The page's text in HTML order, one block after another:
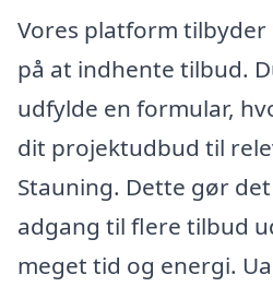
Vores platform tilbyder
på at indhente tilbud.
udfylde en formular,
dit projektudbud til
Stauning. Dette gør
adgang til flere tilbud
meget tid og energi.